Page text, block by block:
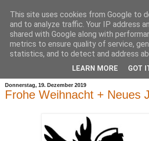
Donnerstag, 19. Dezember 2019
Frohe Weihnacht + Neues
This site uses cookies from Google to
and to analyze traffic. Your IP address
shared with Google along with
metrics to ensure quality of service,
statistics, and to detect and address
LEARN MORE GOT